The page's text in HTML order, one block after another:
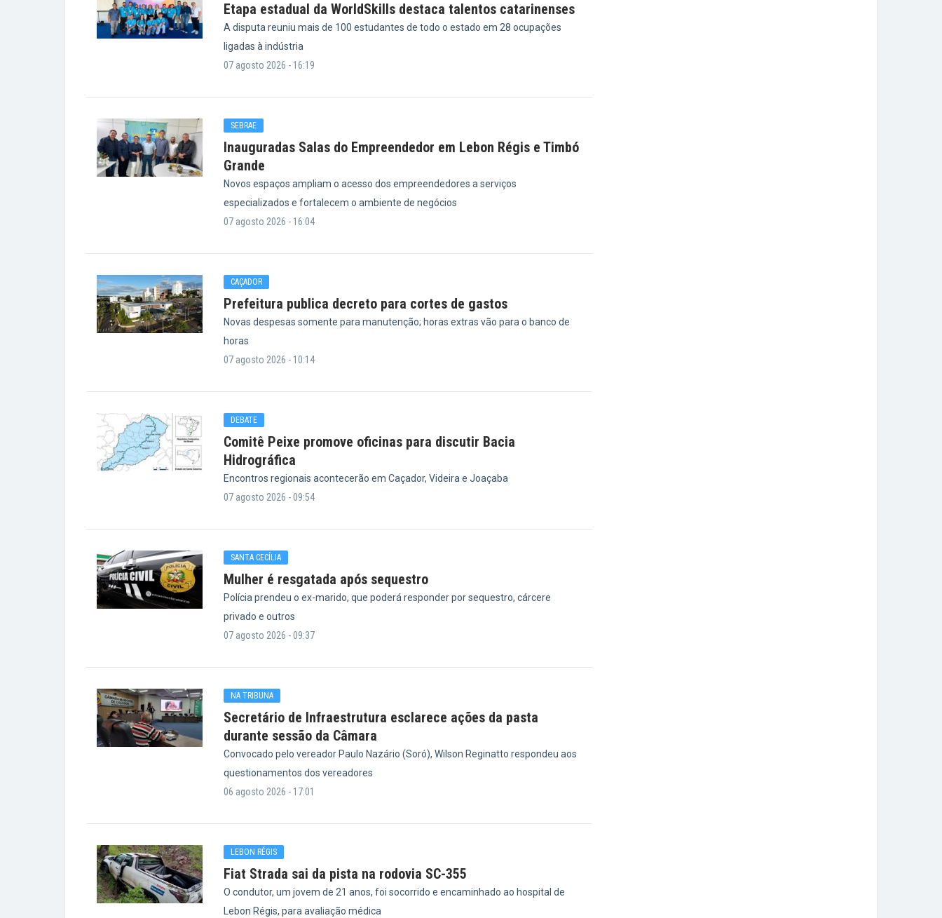
Etapa estadual da WorldSkills destaca talentos catarinenses
A disputa reuniu mais de 100 estudantes de todo o estado em 28 ocupações
ligadas à indústria
07 agosto 2026 - 16:19
SEBRAE
Inauguradas Salas do Empreendedor em Lebon Régis e Timbó
Grande
Novos espaços ampliam o acesso dos empreendedores a serviços
especializados e fortalecem o ambiente de negócios
07 agosto 2026 - 16:04
CAÇADOR
Prefeitura publica decreto para cortes de gastos
Novas despesas somente para manutenção; horas extras vão para o banco de
horas
07 agosto 2026 - 10:14
DEBATE
Comitê Peixe promove oficinas para discutir Bacia
Hidrográfica
Encontros regionais acontecerão em Caçador, Videira e Joaçaba
07 agosto 2026 - 09:54
SANTA CECÍLIA
Mulher é resgatada após sequestro
Polícia prendeu o ex-marido, que poderá responder por sequestro, cárcere
privado e outros
07 agosto 2026 - 09:37
NA TRIBUNA
Secretário de Infraestrutura esclarece ações da pasta
durante sessão da Câmara
Convocado pelo vereador Paulo Nazário (Soró), Wilson Reginatto respondeu aos
questionamentos dos vereadores
06 agosto 2026 - 17:01
LEBON RÉGIS
Fiat Strada sai da pista na rodovia SC-355
O condutor, um jovem de 21 anos, foi socorrido e encaminhado ao hospital de
Lebon Régis, para avaliação médica